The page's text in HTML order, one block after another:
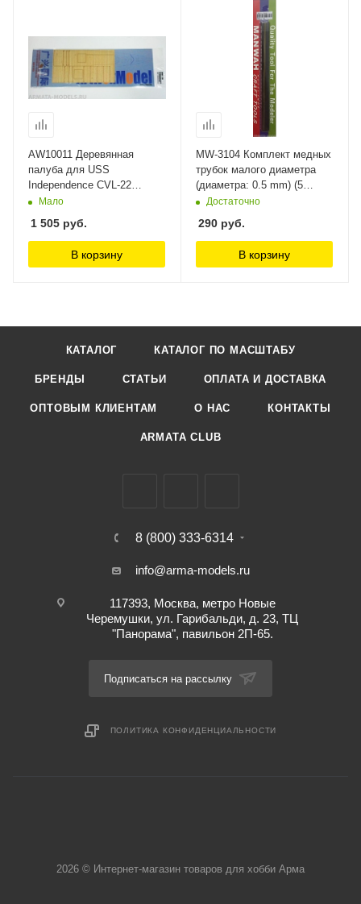
AW10011 Деревянная
палуба для USS
Independence CVL-22
ArtWox Model
Мало
1 505 руб.
В корзину
MW-3104 Комплект медных
трубок малого диаметра
(диаметра: 0.5 mm) (5
частей) ManWah
Достаточно
290 руб.
В корзину
КАТАЛОГ КАТАЛОГ ПО МАСШТАБУ
БРЕНДЫ СТАТЬИ ОПЛАТА И ДОСТАВКА
ОПТОВЫМ КЛИЕНТАМ О НАС КОНТАКТЫ
ARMATA CLUB
8 (800) 333-6314
info@arma-models.ru
117393, Москва, метро Новые
Черемушки, ул. Гарибальди, д. 23, ТЦ
"Панорама", павильон 2П-65.
Подписаться на рассылку
ПОЛИТИКА КОНФИДЕНЦИАЛЬНОСТИ
2026 © Интернет-магазин товаров для хобби Арма